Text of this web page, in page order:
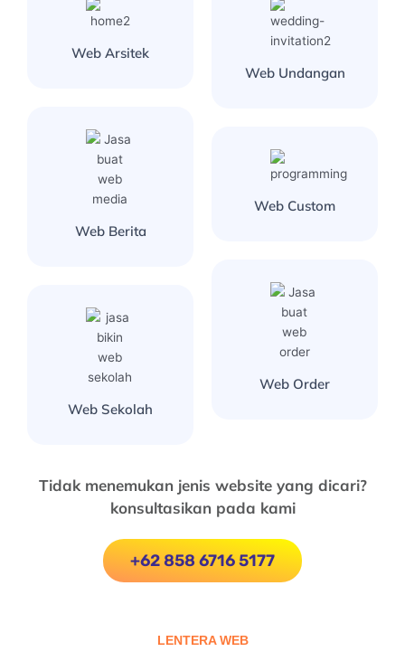
Web Arsitek
Web Berita
Web Sekolah
Web Undangan
Web Custom
Web Order
Tidak menemukan jenis website yang dicari?
konsultasikan pada kami
+62 858 6716 5177
LENTERA WEB